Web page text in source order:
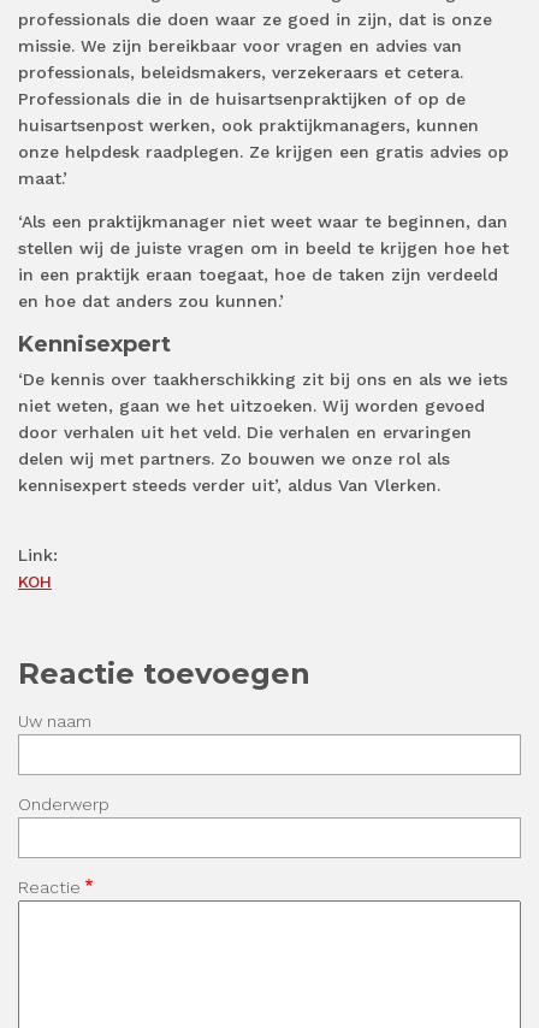
professionals die doen waar ze goed in zijn, dat is onze
missie. We zijn bereikbaar voor vragen en advies van
professionals, beleidsmakers, verzekeraars et cetera.
Professionals die in de huisartsenpraktijken of op de
huisartsenpost werken, ook praktijkmanagers, kunnen
onze helpdesk raadplegen. Ze krijgen een gratis advies op
maat.’
‘Als een praktijkmanager niet weet waar te beginnen, dan
stellen wij de juiste vragen om in beeld te krijgen hoe het
in een praktijk eraan toegaat, hoe de taken zijn verdeeld
en hoe dat anders zou kunnen.’
Kennisexpert
‘De kennis over taakherschikking zit bij ons en als we iets
niet weten, gaan we het uitzoeken. Wij worden gevoed
door verhalen uit het veld. Die verhalen en ervaringen
delen wij met partners. Zo bouwen we onze rol als
kennisexpert steeds verder uit’, aldus Van Vlerken.
Link:
KOH
Reactie toevoegen
Uw naam
Onderwerp
Reactie